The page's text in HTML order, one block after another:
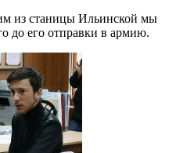
из станицы Ильинской мы
до его отправки в армию.